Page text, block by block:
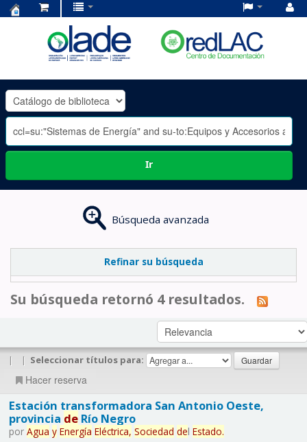
OLADE
-
Ir
Búsqueda avanzada
Refinar su búsqueda
Su búsqueda retornó 4 resultados.
| | Seleccionar títulos para:
Hacer reserva
Estación transformadora San Antonio Oeste,
provincia deRío Negro
por Agua y Energía Eléctrica, Sociedad del Estado.